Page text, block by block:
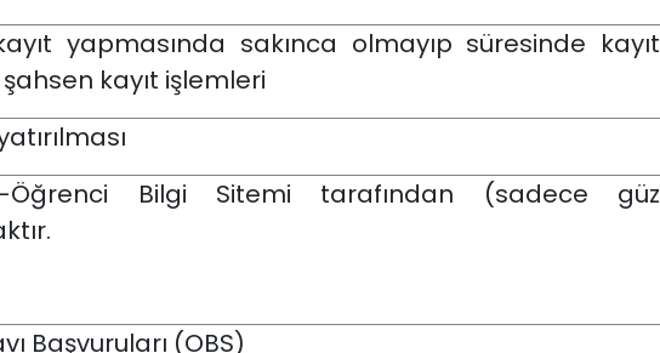
yapmasında sakınca olmayıp süresinde kayıt
kayıt işlemleri
Öğrenci Bilgi Sitemi tarafından (sadece güz
Başvuruları (OBS)